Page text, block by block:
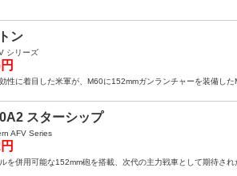
ン
シリーズ
性に着目した米軍が、M60に152mmガンランチャーを装備し
スターシップ
AFV Series
を併用可能な152mm砲を搭載、次代の主力戦車として期待さ